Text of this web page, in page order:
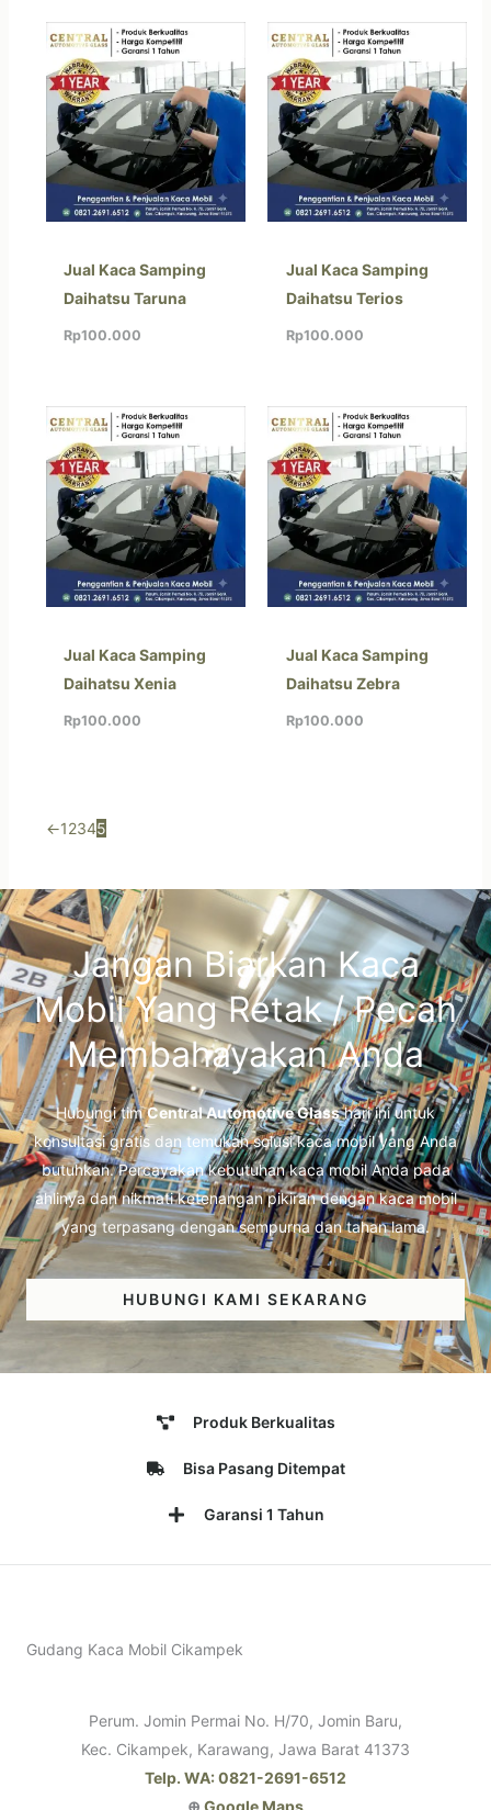
Jual Kaca Samping
Daihatsu Taruna
Rp100.000
Jual Kaca Samping
Daihatsu Terios
Rp100.000
Jual Kaca Samping
Daihatsu Xenia
Rp100.000
Jual Kaca Samping
Daihatsu Zebra
Rp100.000
←12345
Jangan Biarkan Kaca
Mobil Yang Retak / Pecah
Membahayakan Anda
Hubungi timCentral Automotive Glasshari ini untuk
konsultasi gratis dan temukan solusi kaca mobil yang Anda
butuhkan. Percayakan kebutuhan kaca mobil Anda pada
ahlinya dan nikmati ketenangan pikiran dengan kaca mobil
yang terpasang dengan sempurna dan tahan lama.
HUBUNGI KAMI SEKARANG
Produk Berkualitas
Bisa Pasang Ditempat
Garansi 1 Tahun
Gudang Kaca Mobil Cikampek
Perum. Jomin Permai No. H/70, Jomin Baru,
Kec. Cikampek, Karawang, Jawa Barat 41373
Telp. WA: 0821-2691-6512
⊕ Google Maps